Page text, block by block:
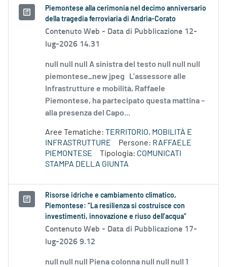
Piemontese alla cerimonia nel decimo anniversario
della tragedia ferroviaria di Andria-Corato
Contenuto Web - Data di Pubblicazione 12-
lug-2026 14.31
null null null A sinistra del testo null null null
piemontese_new jpeg L’assessore alle
Infrastrutture e mobilità, Raffaele
Piemontese, ha partecipato questa mattina –
alla presenza del Capo...
Aree Tematiche: TERRITORIO, MOBILITÀ E
INFRASTRUTTURE
Persone: RAFFAELE
PIEMONTESE
Tipologia: COMUNICATI
STAMPA DELLA GIUNTA
Risorse idriche e cambiamento climatico,
Piemontese: “La resilienza si costruisce con
investimenti, innovazione e riuso dell’acqua”
Contenuto Web - Data di Pubblicazione 17-
lug-2026 9.12
null null null Piena colonna null null null 1